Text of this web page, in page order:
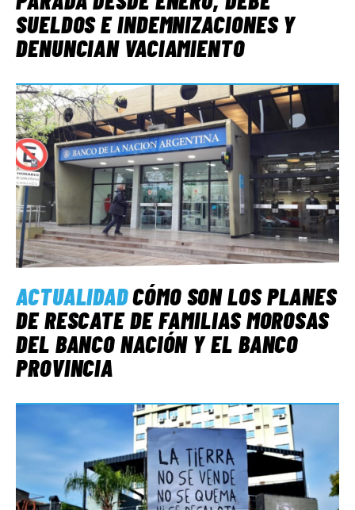
SUELDOS E INDEMNIZACIONES Y
DENUNCIAN VACIAMIENTO
ACTUALIDADCÓMO SON LOS PLANES
DE RESCATE DE FAMILIAS MOROSAS
DEL BANCO NACIÓN Y EL BANCO
PROVINCIA